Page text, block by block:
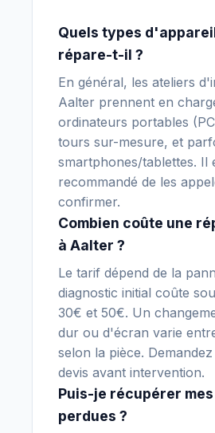
Quels types
répare-t-il ?
En général, les ateliers
Aalter prennent en
ordinateurs portables
tours sur-mesure, et
smartphones/tablettes. Il
recommandé de les
confirmer.
Combien coûte une
à Aalter ?
Le tarif dépend de la
diagnostic initial coûte
30€ et 50€. Un
dur ou d'écran varie
selon la pièce.
devis avant intervention.
Puis-je récupérer
perdues ?